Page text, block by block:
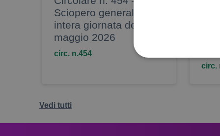
Sciopero generale
intera giornata del 29
maggio 2026
circ. n.454
circ.
Vedi tutti